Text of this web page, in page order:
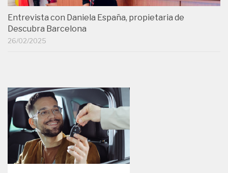
Entrevista con Daniela España, propietaria de
Descubra Barcelona
26/02/2025